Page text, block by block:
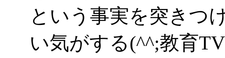
という事実を突きつ
い気がする(^^;教育